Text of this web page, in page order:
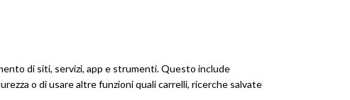
di siti, servizi, app e strumenti. Questo include
o di usare altre funzioni quali carrelli, ricerche salvate